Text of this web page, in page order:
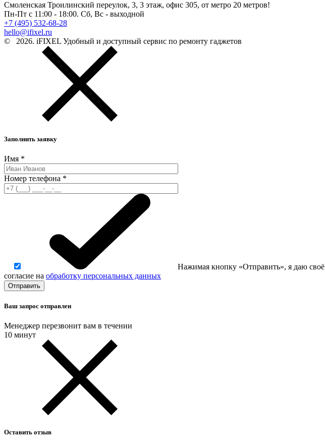
Смоленская Троилинский переулок, 3, 3 этаж, офис 305, от метро 20 метров!
Пн-Пт с 11:00 - 18:00. Сб, Вс - выходной
+7 (495) 532-68-28
hello@ifixel.ru
©
2026. iFIXEL Удобный и доступный сервис по ремонту гаджетов
Заполнить заявку
Имя *
Номер телефона *
Нажимая кнопку «Отправить», я даю своё
согласие на обработку персональных данных
Ваш запрос отправлен
Менеджер перезвонит вам в течении
10 минут
Оставить отзыв